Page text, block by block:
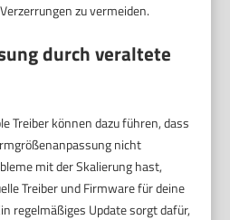
zu vermeiden.
durch veraltete
Treiber können dazu führen, dass
nicht
mit der Skalierung hast,
Treiber und Firmware für deine
regelmäßiges Update sorgt dafür,